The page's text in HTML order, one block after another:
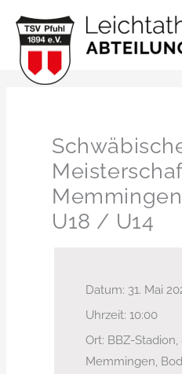
Inhalt
springen
U18 / U14
Datum: 31. Mai
Uhrzeit:10:00
Ort: BBZ-Stadion,
Memmingen,